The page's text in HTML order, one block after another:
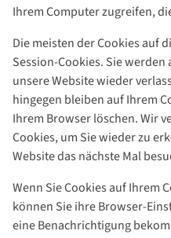
Ihrem Computer zugreifen,
Die meisten der Cookies auf
Session-Cookies. Sie
unsere Website wieder
hingegen bleiben auf Ihrem
Ihrem Browser löschen. Wir
Cookies, um Sie wieder zu
Website das nächste Mal
Wenn Sie Cookies auf
können Sie ihre Browser-
eine Benachrichtigung